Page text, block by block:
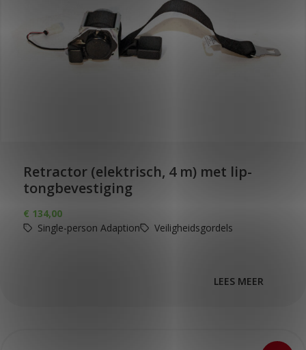
Retractor (elektrisch, 4 m) met lip-
tongbevestiging
€ 134,00
Single-person Adaption
Veiligheidsgordels
LEES MEER